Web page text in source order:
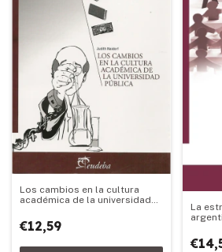
Los cambios en la cultura
académica de la universidad
€12,59
La